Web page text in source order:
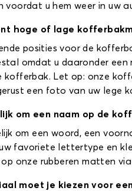
voordat u hem weer in uw
hoge of lage
posities voor de
omdat u daaronder
kofferbak. Let op: onze
een foto van uw lege
om een naam op de
om een woord, een
favoriete lettertype en
onze rubberen matten
moet je kiezen voor